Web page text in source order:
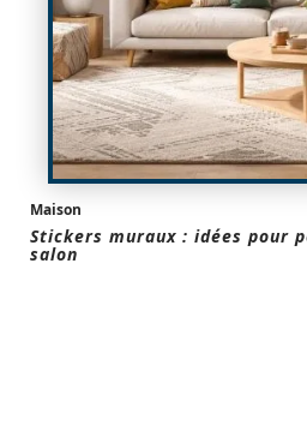
Maison
Stickers muraux : idées pour
salon